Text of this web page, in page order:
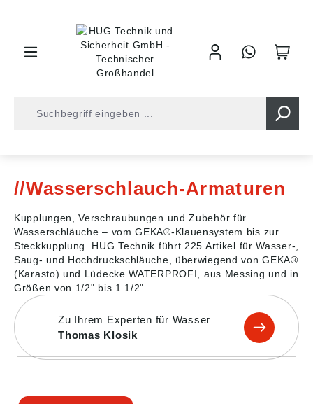
Wasserschlauch-Armaturen
Kupplungen, Verschraubungen und Zubehör für
Wasserschläuche – vom GEKA®-Klauensystem bis zur
Steckkupplung. HUG Technik führt 225 Artikel für Wasser-,
Saug- und Hochdruckschläuche, überwiegend von GEKA®
(Karasto) und Lüdecke WATERPROFI, aus Messing und in
Größen von 1/2" bis 1 1/2".
Zu Ihrem Experten für Wasser
Thomas Klosik